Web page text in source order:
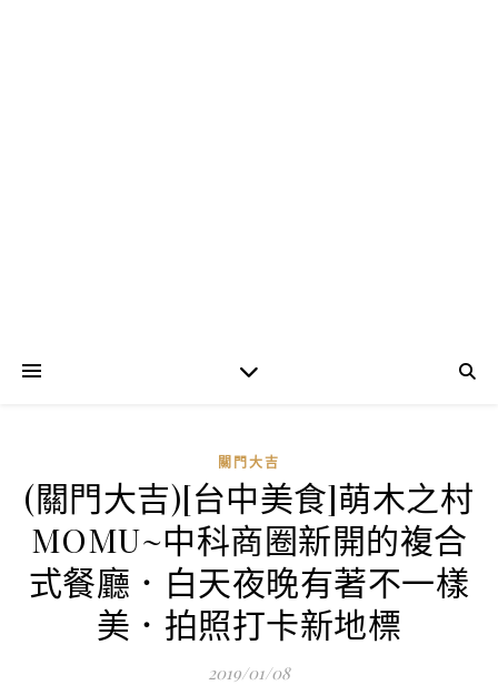
關門大吉
(關門大吉)[台中美食]萌木之村
MOMU~中科商圈新開的複合
式餐廳．白天夜晚有著不一樣
美．拍照打卡新地標
2019/01/08